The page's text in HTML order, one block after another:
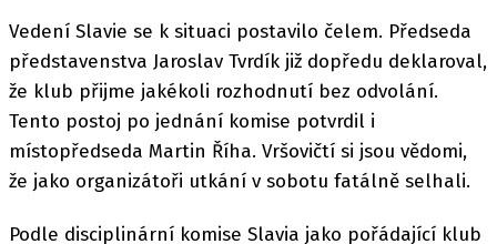
Vedení Slavie se k situaci postavilo čelem. Předseda
představenstva Jaroslav Tvrdík již dopředu deklaroval,
že klub přijme jakékoli rozhodnutí bez odvolání.
Tento postoj po jednání komise potvrdil i
místopředseda Martin Říha. Vršovičtí si jsou vědomi,
že jako organizátoři utkání v sobotu fatálně selhali.
Podle disciplinární komise Slavia jako pořádající klub